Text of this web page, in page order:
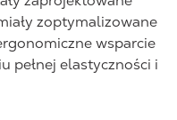
zoptymalizowane
wsparcie
pełnej elastyczności i